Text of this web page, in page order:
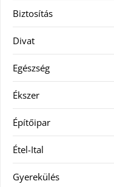
Biztosítás
Divat
Egészség
Ékszer
Építőipar
Étel-Ital
Gyerekülés